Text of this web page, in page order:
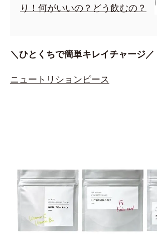
り！何がいいの？どう飲むの？
＼ひとくちで簡単キレイチャージ／
ニュートリションピース